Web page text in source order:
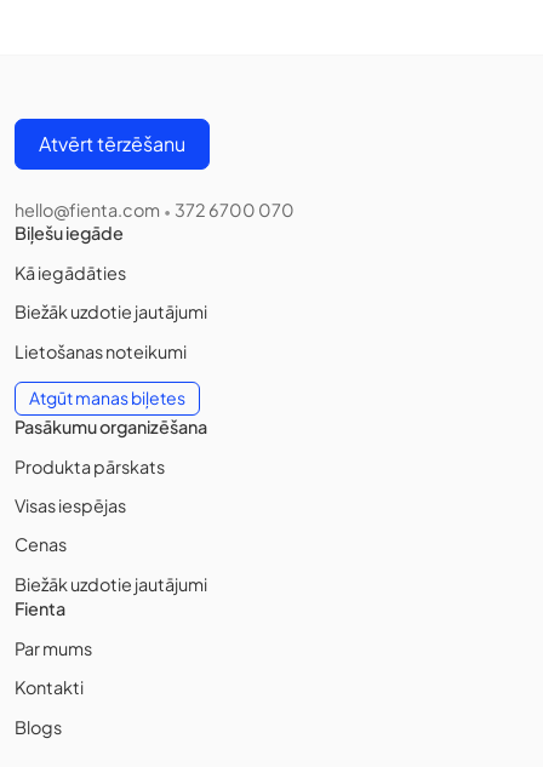
Atvērt tērzēšanu
hello@fienta.com • 372 6700 070
Biļešu iegāde
Kā iegādāties
Biežāk uzdotie jautājumi
Lietošanas noteikumi
Atgūt manas biļetes
Pasākumu organizēšana
Produkta pārskats
Visas iespējas
Cenas
Biežāk uzdotie jautājumi
Fienta
Par mums
Kontakti
Blogs